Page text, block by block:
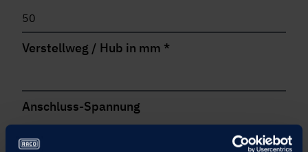
Verstellweg / Hub in mm *
Anschluss-Spannung